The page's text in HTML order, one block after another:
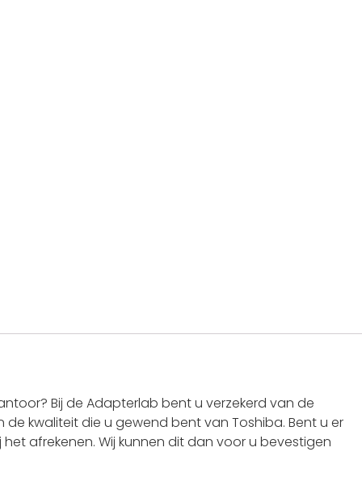
Bij de Adapterlab bent u verzekerd van de
kwaliteit die u gewend bent van Toshiba. Bent u er
afrekenen. Wij kunnen dit dan voor u bevestigen